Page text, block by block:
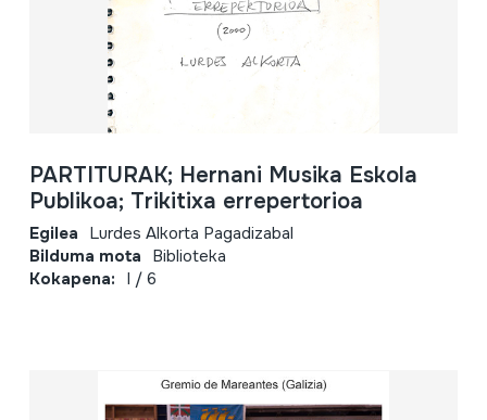
PARTITURAK; Hernani Musika Eskola
Publikoa; Trikitixa errepertorioa
Egilea Lurdes Alkorta Pagadizabal
Bilduma mota Biblioteka
Kokapena: I / 6